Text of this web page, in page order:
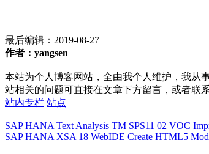
最后编辑： 2019-08-27
作者：yangsen
本站为个人博客网站，全由我个人维护，我从
站相关的问题可直接在文章下方留言，或者联
站内专栏 站点
SAP HANA Text Analysis TM SPS11 02 VOC
SAP HANA XSA 18 WebIDE Create HTML5